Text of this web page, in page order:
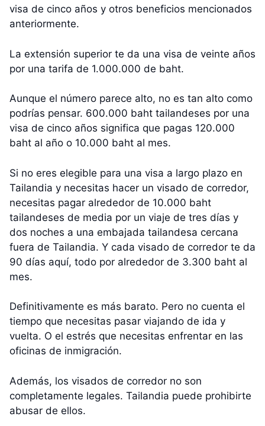
visa de cinco años y otros beneficios mencionados
anteriormente.
La extensión superior te da una visa de veinte años
por una tarifa de 1.000.000 de baht.
Aunque el número parece alto, no es tan alto como
podrías pensar. 600.000 baht tailandeses por una
visa de cinco años significa que pagas 120.000
baht al año o 10.000 baht al mes.
Si no eres elegible para una visa a largo plazo en
Tailandia y necesitas hacer un visado de corredor,
necesitas pagar alrededor de 10.000 baht
tailandeses de media por un viaje de tres días y
dos noches a una embajada tailandesa cercana
fuera de Tailandia. Y cada visado de corredor te da
90 días aquí, todo por alrededor de 3.300 baht al
mes.
Definitivamente es más barato. Pero no cuenta el
tiempo que necesitas pasar viajando de ida y
vuelta. O el estrés que necesitas enfrentar en las
oficinas de inmigración.
Además, los visados de corredor no son
completamente legales. Tailandia puede prohibirte
abusar de ellos.